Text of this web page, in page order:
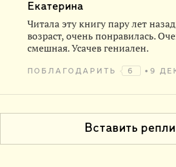
Екатерина
Читала эту книгу пару лет
возраст, очень понравилась.
смешная. Усачев гениален.
ПОБЛАГОДАРИТЬ 6 9
Вставить